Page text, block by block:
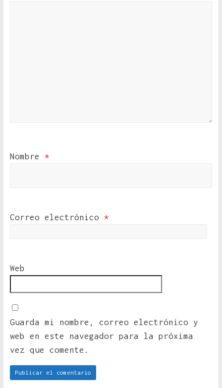
Nombre *
Correo electrónico *
Web
Guarda mi nombre, correo electrónico y
web en este navegador para la próxima
vez que comente.